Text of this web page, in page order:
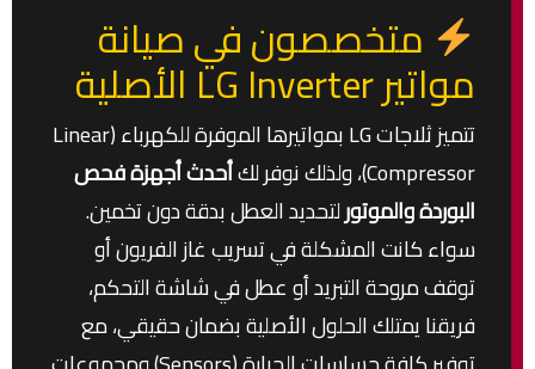
متخصصون في صيانة
مواتير LG Inverter الأصلية
تتميز ثلاجات LG بمواتيرها الموفرة للكهرباء (Linear
Compressor)، ولذلك نوفر لك
أحدث أجهزة فحص
البوردة والموتورلتحديد العطل بدقة دون تخمين.
سواء كانت المشكلة في تسريب غاز الفريون أو
توقف مروحة التبريد أو عطل في شاشة التحكم،
فريقنا يمتلك الحلول الأصلية بضمان حقيقي، مع